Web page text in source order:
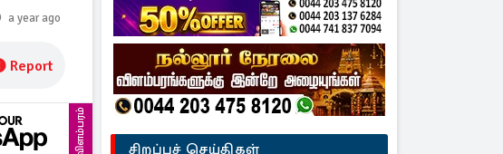
a year ago
Report
விளம்பரம் சிறப்புச் செய்திகள்